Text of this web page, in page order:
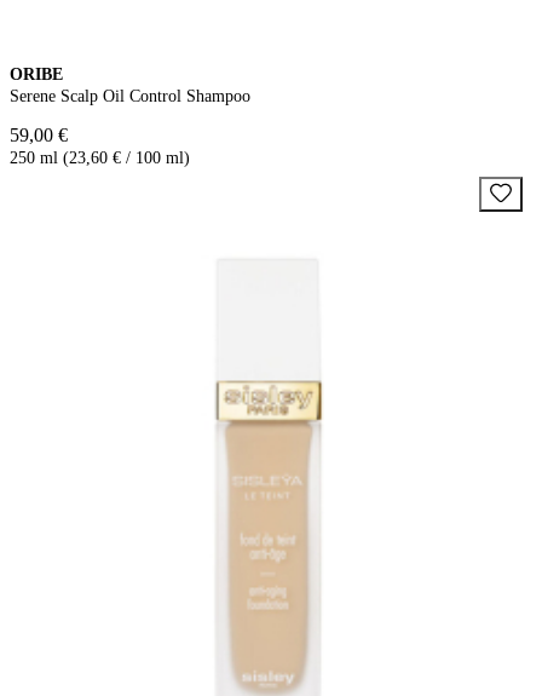
ORIBE
Serene Scalp Oil Control Shampoo
59,00 €
250 ml (23,60 € / 100 ml)